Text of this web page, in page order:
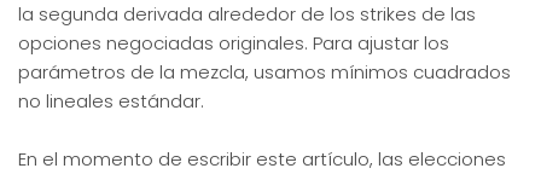
la segunda derivada alrededor de los strikes de las
opciones negociadas originales. Para ajustar los
parámetros de la mezcla, usamos mínimos cuadrados
no lineales estándar.
En el momento de escribir este artículo, las elecciones